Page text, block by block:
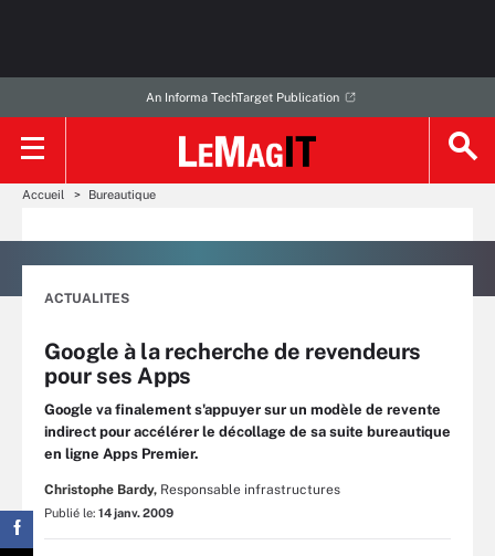
An Informa TechTarget Publication
Accueil Bureautique
ACTUALITES
Google à la recherche de revendeurs
pour ses Apps
Google va finalement s'appuyer sur un modèle de revente
indirect pour accélérer le décollage de sa suite bureautique
en ligne Apps Premier.
Christophe Bardy, Responsable infrastructures
Publié le: 14 janv. 2009